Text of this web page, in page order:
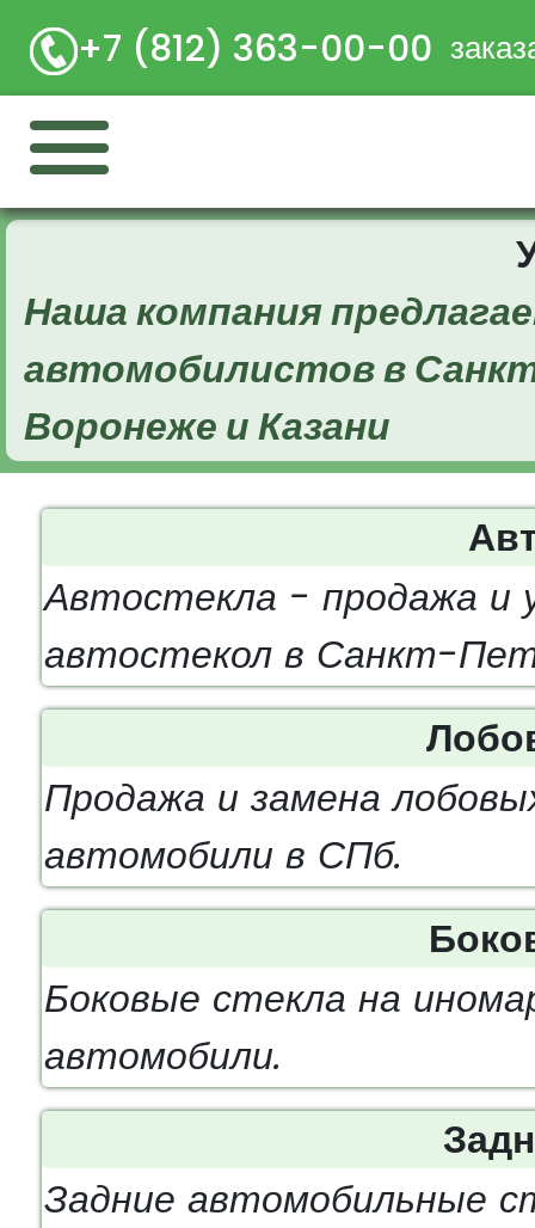
+7 (812) 363-00-00
Наша компания
автомобилистов в
Воронеже и Казани
Автостекла - продажа и
автостекол в Санкт-
Продажа и замена
автомобили в СПб.
Боковые стекла на
автомобили.
Задние автомобильные